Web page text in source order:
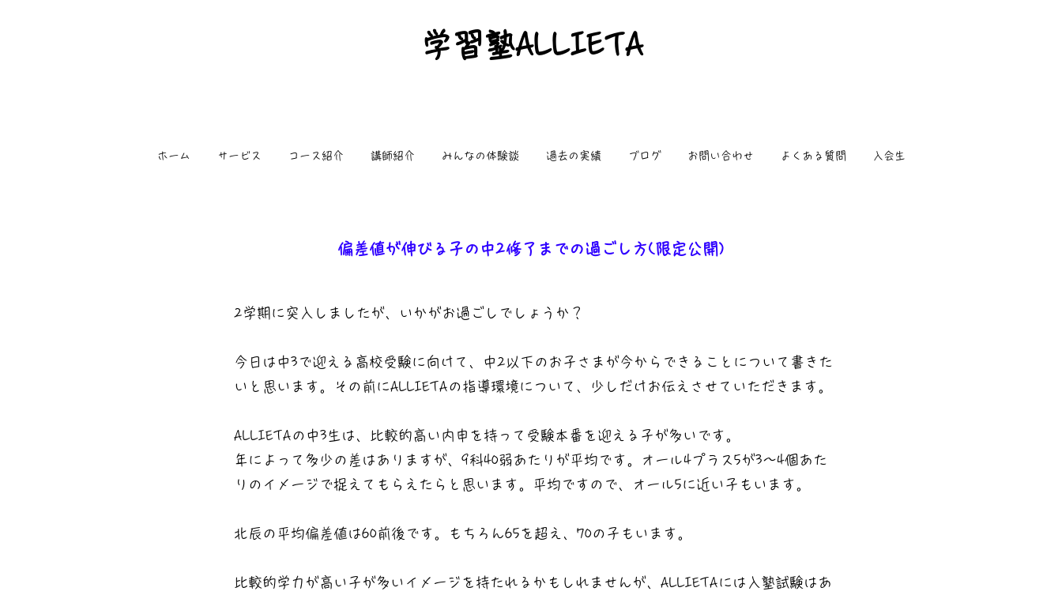
​学習塾ALLIETA
ホーム サービス コース紹介 講師紹介 みんなの体験談 過去の実績 ブログ お問い合わせ よくある質問 入会生
偏差値が伸びる子の中2修了までの過ごし方(限定公開)
2学期に突入しましたが、いかがお過ごしでしょうか？
今日は中3で迎える高校受験に向けて、中2以下のお子さまが今からできることについて書きた
いと思います。その前にALLIETAの指導環境について、少しだけお伝えさせていただきます。
ALLIETAの中3生は、比較的高い内申を持って受験本番を迎える子が多いです。
年によって多少の差はありますが、9科40弱あたりが平均です。オール4プラス5が3～4個あた
りのイメージで捉えてもらえたらと思います。平均ですので、オール5に近い子もいます。
北辰の平均偏差値は60前後です。もちろん65を超え、70の子もいます。
比較的学力が高い子が多いイメージを持たれるかもしれませんが、ALLIETAには入塾試験はあ